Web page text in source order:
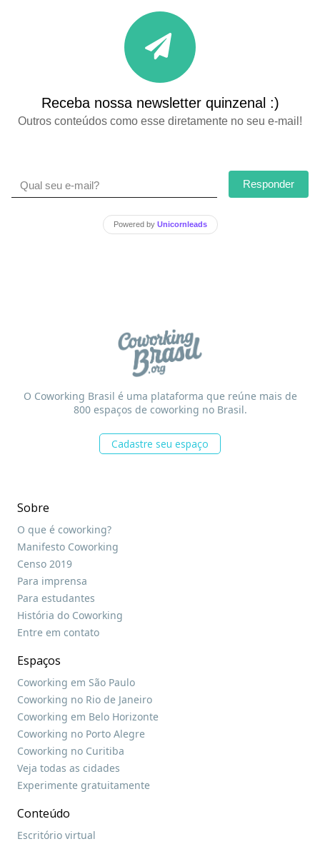
Receba nossa newsletter quinzenal :)
Outros conteúdos como esse diretamente no seu e-mail!
Responder
Powered by Unicornleads
O Coworking Brasil é uma plataforma que reúne mais de
800 espaços de coworking no Brasil.
Cadastre seu espaço
Sobre
O que é coworking?
Manifesto Coworking
Censo 2019
Para imprensa
Para estudantes
História do Coworking
Entre em contato
Espaços
Coworking em São Paulo
Coworking no Rio de Janeiro
Coworking em Belo Horizonte
Coworking no Porto Alegre
Coworking no Curitiba
Veja todas as cidades
Experimente gratuitamente
Conteúdo
Escritório virtual